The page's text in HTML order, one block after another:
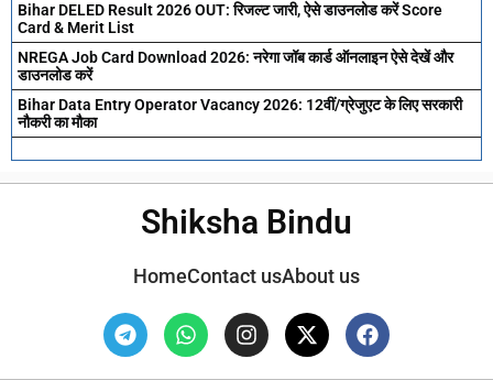
Bihar DELED Result 2026 OUT: रिजल्ट जारी, ऐसे डाउनलोड करें Score
Card & Merit List
NREGA Job Card Download 2026: नरेगा जॉब कार्ड ऑनलाइन ऐसे देखें और
डाउनलोड करें
Bihar Data Entry Operator Vacancy 2026: 12वीं/ग्रेजुएट के लिए सरकारी
नौकरी का मौका
Shiksha Bindu
HomeContact usAbout us